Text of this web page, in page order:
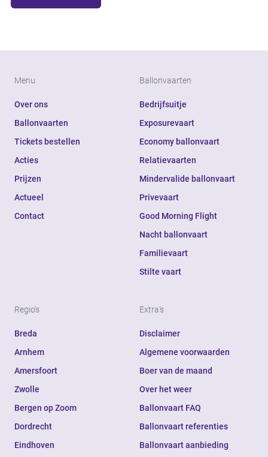
Menu
Over ons
Ballonvaarten
Tickets bestellen
Acties
Prijzen
Actueel
Contact
Ballonvaarten
Bedrijfsuitje
Exposurevaart
Economy ballonvaart
Relatievaarten
Mindervalide ballonvaart
Privevaart
Good Morning Flight
Nacht ballonvaart
Familievaart
Stilte vaart
Regio's
Breda
Arnhem
Amersfoort
Zwolle
Bergen op Zoom
Dordrecht
Eindhoven
Extra's
Disclaimer
Algemene voorwaarden
Boer van de maand
Over het weer
Ballonvaart FAQ
Ballonvaart referenties
Ballonvaart aanbieding